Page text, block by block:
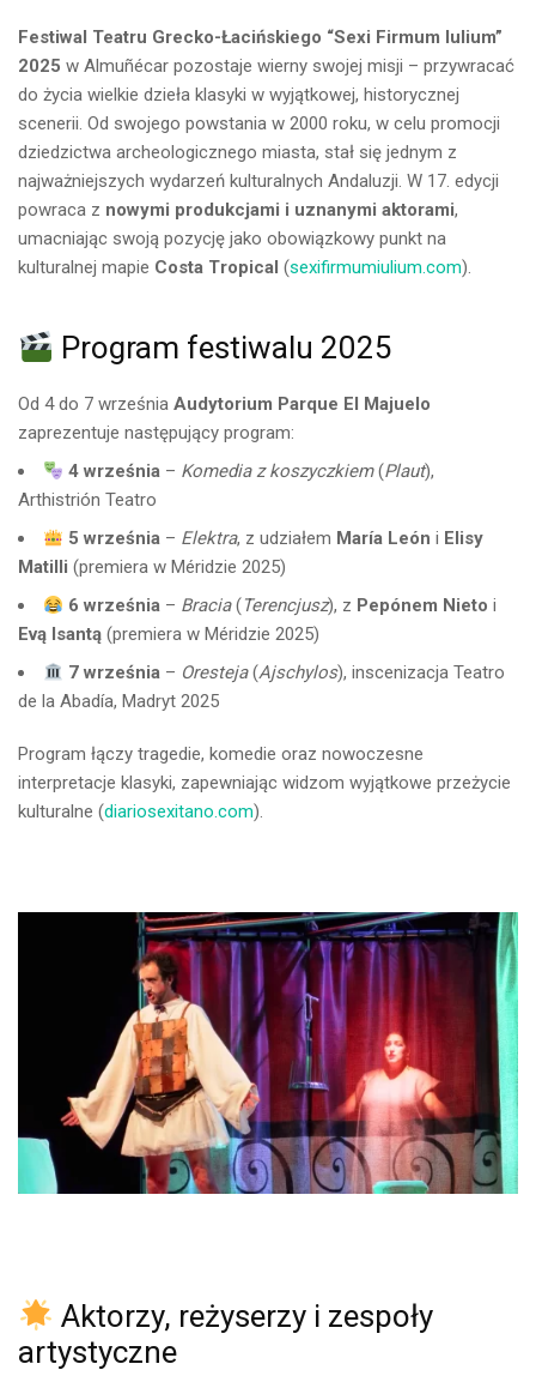
Festiwal Teatru Grecko-Łacińskiego “Sexi Firmum Iulium”
2025 w Almuñécar pozostaje wierny swojej misji – przywracać
do życia wielkie dzieła klasyki w wyjątkowej, historycznej
scenerii. Od swojego powstania w 2000 roku, w celu promocji
dziedzictwa archeologicznego miasta, stał się jednym z
najważniejszych wydarzeń kulturalnych Andaluzji. W 17. edycji
powraca z nowymi produkcjami i uznanymi aktorami,
umacniając swoją pozycję jako obowiązkowy punkt na
kulturalnej mapie Costa Tropical (sexifirmumiulium.com).
Program festiwalu 2025
Od 4 do 7 września Audytorium Parque El Majuelo
zaprezentuje następujący program:
4 września – Komedia z koszyczkiem(Plaut),
Arthistrión Teatro
5 września – Elektra, z udziałem María León i Elisy
Matilli (premiera w Méridzie 2025)
6 września – Bracia(Terencjusz), z Pepónem Nieto i
Evą Isantą (premiera w Méridzie 2025)
7 września – Oresteja(Ajschylos), inscenizacja Teatro
de la Abadía, Madryt 2025
Program łączy tragedie, komedie oraz nowoczesne
interpretacje klasyki, zapewniając widzom wyjątkowe przeżycie
kulturalne (diariosexitano.com).
Aktorzy, reżyserzy i zespoły
artystyczne